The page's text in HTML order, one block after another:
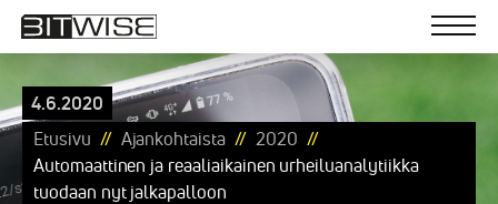
Skip
content
Bitwise
Ohjelmistoratkaisuja
4.6.2020
Etusivu
Ajankohtaista
2020
Automaattinen ja reaaliaikainen urheiluanalytiikka
tuodaan nyt jalkapalloon